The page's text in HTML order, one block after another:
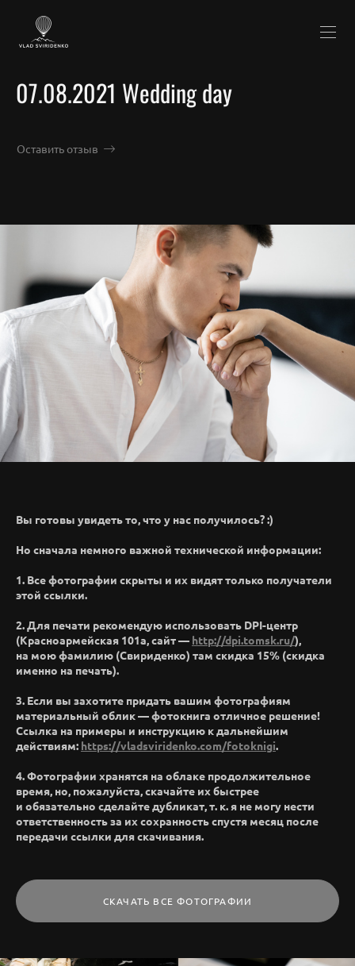
07.08.2021 Wedding day
Оставить отзыв
Вы готовы увидеть то, что у нас получилось? :)
Но сначала немного важной технической информации:
1. Все фотографии скрыты и их видят только получатели
этой ссылки.
2. Для печати рекомендую использовать DPI-центр
(Красноармейская 101а, сайт — http://dpi.tomsk.ru/),
на мою фамилию (Свириденко) там скидка 15% (скидка
именно на печать).
3. Если вы захотите придать вашим фотографиям
материальный облик — фотокнига отличное решение!
Ссылка на примеры и инструкцию к дальнейшим
действиям: https://vladsviridenko.com/fotoknigi.
4. Фотографии хранятся на облаке продолжительное
время, но, пожалуйста, скачайте их быстрее
и обязательно сделайте дубликат, т. к. я не могу нести
ответственность за их сохранность спустя месяц после
передачи ссылки для скачивания.
СКАЧАТЬ ВСЕ ФОТОГРАФИИ